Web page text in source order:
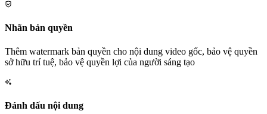
Nhãn bản quyền
Thêm watermark bản quyền cho nội dung video gốc, bảo vệ quyền
sở hữu trí tuệ, bảo vệ quyền lợi của người sáng tạo
Đánh dấu nội dung